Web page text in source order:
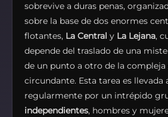
sobrevive a duras penas,
sobre la base de dos enormes
flotantes, La Central y La Lejana,
depende del traslado de una
de un punto a otro de la compleja
circundante. Esta tarea es llevada
regularmente por un intrépido
independientes, hombres y